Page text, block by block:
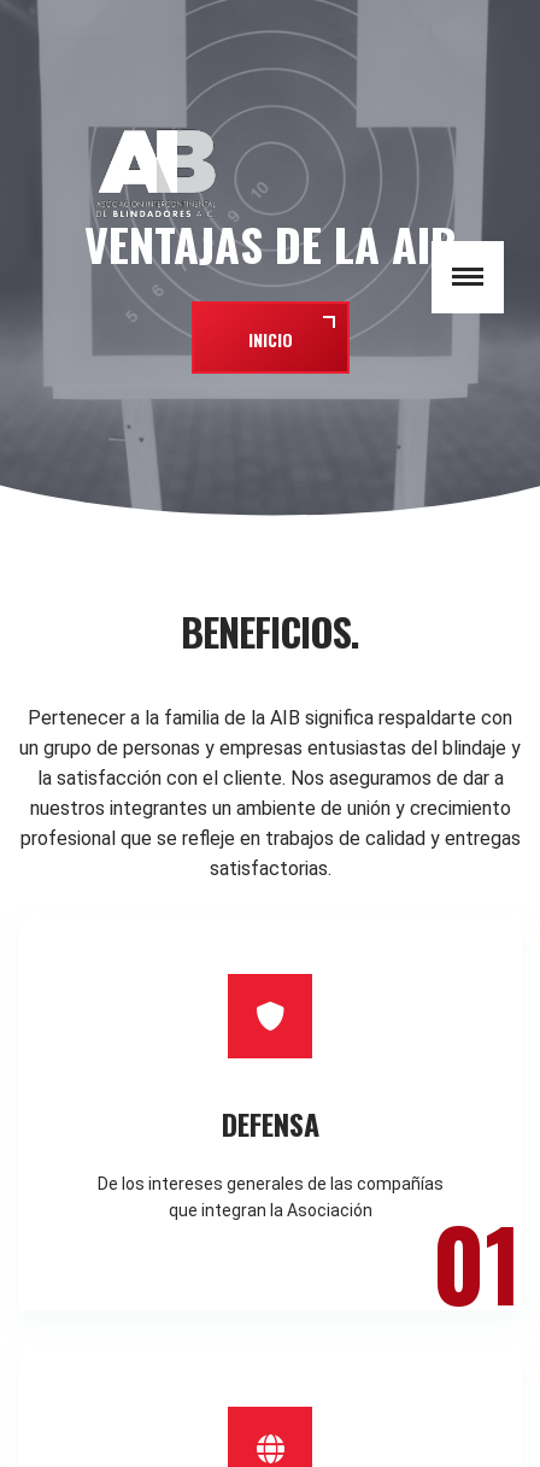
VENTAJAS DE LA AIB
INICIO
BENEFICIOS.
Pertenecer a la familia de la AIB significa respaldarte con
un grupo de personas y empresas entusiastas del blindaje y
la satisfacción con el cliente. Nos aseguramos de dar a
nuestros integrantes un ambiente de unión y crecimiento
profesional que se refleje en trabajos de calidad y entregas
satisfactorias.
DEFENSA
De los intereses generales de las compañías
que integran la Asociación
01